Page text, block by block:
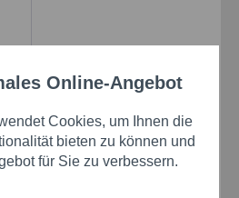
Aktiv
Aktiv
Online-Angebot
Cookies, um Ihnen die
bieten zu können und
für Sie zu verbessern.